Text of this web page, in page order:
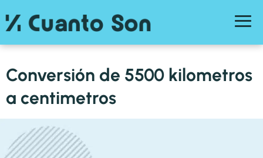
Conversión de 5500 kilometros
a centimetros